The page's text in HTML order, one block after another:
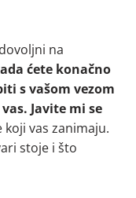
na
ćete konačno
s vašom vezom
Javite mi se
vas zanimaju.
stoje i što